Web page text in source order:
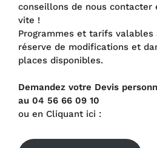
conseillons de nous contacter
vite !
Programmes et tarifs valables
réserve de modifications et
places disponibles.
Demandez votre Devis
au 04 56 66 09 10
ou en Cliquant ici :